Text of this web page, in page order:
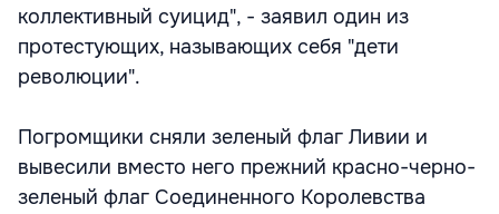
коллективный суицид", - заявил один из
протестующих, называющих себя "дети
революции".
Погромщики сняли зеленый флаг Ливии и
вывесили вместо него прежний красно-черно-
зеленый флаг Соединенного Королевства